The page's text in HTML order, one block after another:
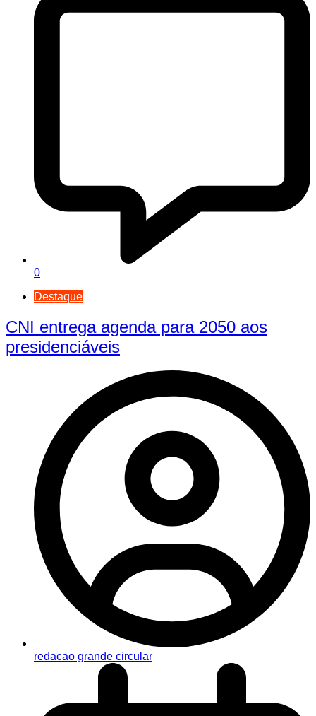
0
Destaque
CNI entrega agenda para 2050 aos
presidenciáveis
redacao grande circular